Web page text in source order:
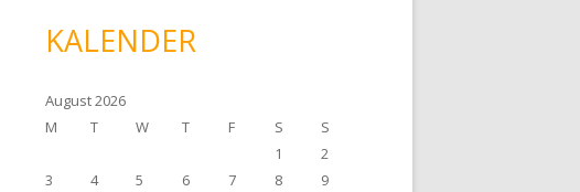
KALENDER
August 2026
M
T W T F S
S
1
2
3
4 5 6 7 8
9